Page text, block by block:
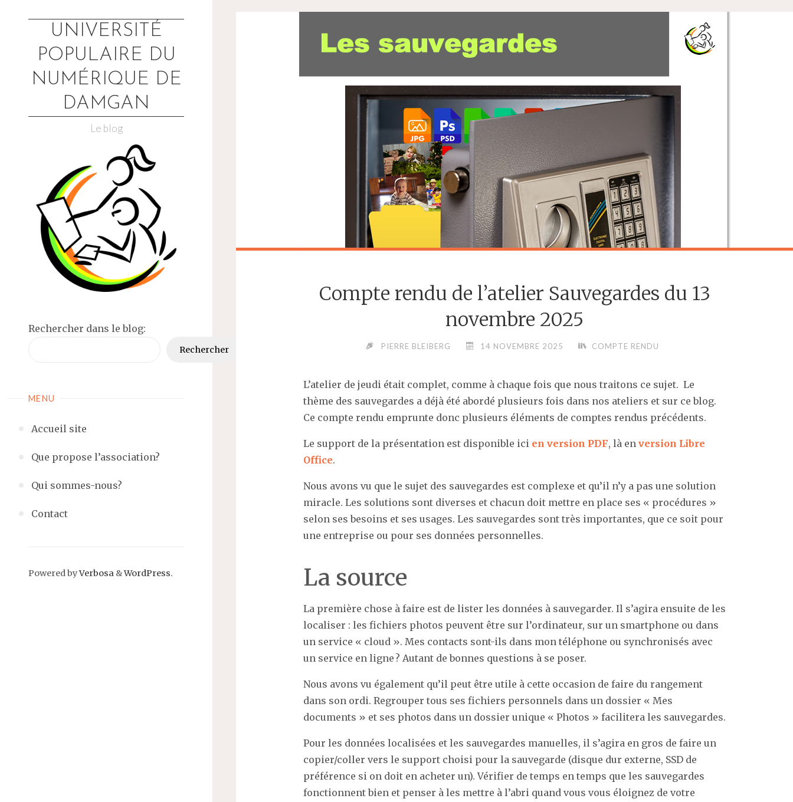
UNIVERSITÉ
POPULAIRE DU
NUMÉRIQUE DE
DAMGAN
Le blog
Rechercher dans le blog:
Rechercher
MENU
Accueil site
Que propose l’association?
Qui sommes-nous?
Contact
Powered byVerbosa &WordPress.
Compte rendu de l’atelier Sauvegardes du 13
novembre 2025
PIERRE BLEIBERG 14 NOVEMBRE 2025 COMPTE RENDU
L’atelier de jeudi était complet, comme à chaque fois que nous traitons ce sujet. Le
thème des sauvegardes a déjà été abordé plusieurs fois dans nos ateliers et sur ce blog.
Ce compte rendu emprunte donc plusieurs éléments de comptes rendus précédents.
Le support de la présentation est disponible ici en version PDF, là en version Libre
Office.
Nous avons vu que le sujet des sauvegardes est complexe et qu’il n’y a pas une solution
miracle. Les solutions sont diverses et chacun doit mettre en place ses « procédures »
selon ses besoins et ses usages. Les sauvegardes sont très importantes, que ce soit pour
une entreprise ou pour ses données personnelles.
La source
La première chose à faire est de lister les données à sauvegarder. Il s’agira ensuite de les
localiser : les fichiers photos peuvent être sur l’ordinateur, sur un smartphone ou dans
un service « cloud ». Mes contacts sont-ils dans mon téléphone ou synchronisés avec
un service en ligne ? Autant de bonnes questions à se poser.
Nous avons vu également qu’il peut être utile à cette occasion de faire du rangement
dans son ordi. Regrouper tous ses fichiers personnels dans un dossier « Mes
documents » et ses photos dans un dossier unique « Photos » facilitera les sauvegardes.
Pour les données localisées et les sauvegardes manuelles, il s’agira en gros de faire un
copier/coller vers le support choisi pour la sauvegarde (disque dur externe, SSD de
préférence si on doit en acheter un). Vérifier de temps en temps que les sauvegardes
fonctionnent bien et penser à les mettre à l’abri quand vous vous éloignez de votre